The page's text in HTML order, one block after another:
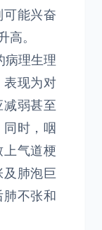
能兴奋
高。
病理生理
表现为对
弱甚至
时，咽
气道梗
及肺泡巨
不张和